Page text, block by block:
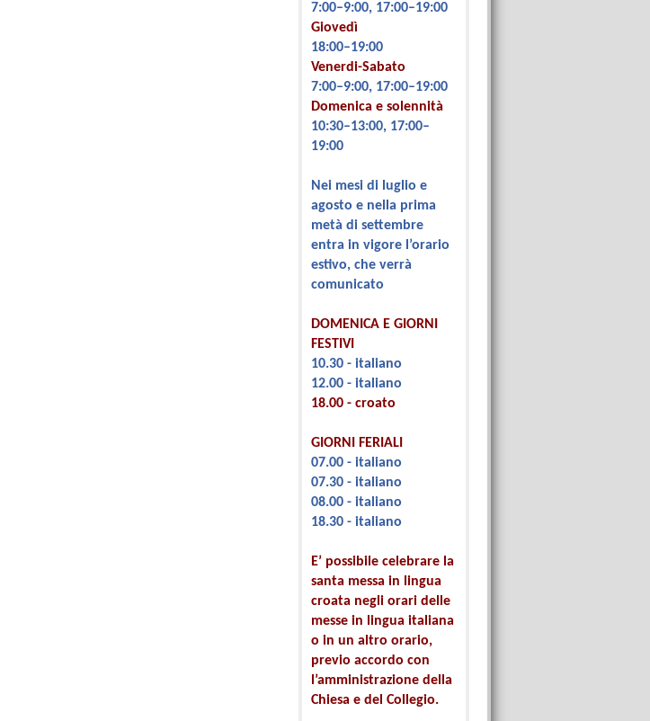
7:00–9:00, 17:00–19:00
Giovedì
18:00–19:00
Venerdi-Sabato
7:00–9:00, 17:00–19:00
Domenica e solennità
10:30–13:00, 17:00–
19:00
Nei mesi di luglio e
agosto e nella prima
metà di settembre
entra in vigore l’orario
estivo, che verrà
comunicato
DOMENICA E GIORNI
FESTIVI
10.30 - italiano
12.00 - italiano
18.00 - croato
GIORNI FERIALI
07.00 - italiano
07.30 - italiano
08.00 - italiano
18.30 - italiano
E’ possibile celebrare la
santa messa in lingua
croata negli orari delle
messe in lingua italiana
o in un altro orario,
previo accordo con
l’amministrazione della
Chiesa e del Collegio.